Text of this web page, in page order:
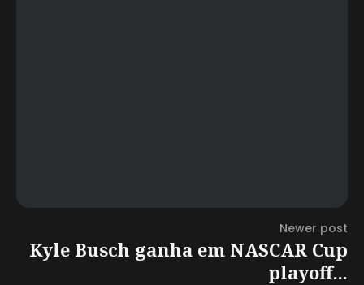
Newer post
Kyle Busch ganha em NASCAR Cup
playoff...